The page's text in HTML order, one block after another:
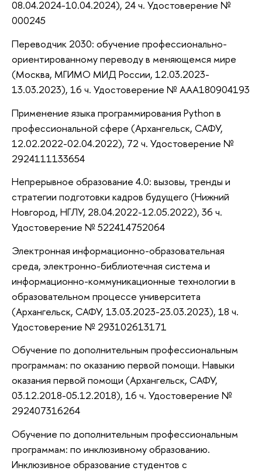
08.04.2024-10.04.2024), 24 ч. Удостоверение №
000245
Переводчик 2030: обучение профессионально-
ориентированному переводу в меняющемся мире
(Москва, МГИМО МИД России, 12.03.2023-
13.03.2023), 16 ч. Удостоверение № ААА180904193
Применение языка программирования Python в
профессиональной сфере (Архангельск, САФУ,
12.02.2022-02.04.2022), 72 ч. Удостоверение №
2924111133654
Непрерывное образование 4.0: вызовы, тренды и
стратегии подготовки кадров будущего (Нижний
Новгород, НГЛУ, 28.04.2022-12.05.2022), 36 ч.
Удостоверение № 522414752064
Электронная информационно-образовательная
среда, электронно-библиотечная система и
информационно-коммуникационные технологии в
образовательном процессе университета
(Архангельск, САФУ, 13.03.2023-23.03.2023), 18 ч.
Удостоверение № 293102613171
Обучение по дополнительным профессиональным
программам: по оказанию первой помощи. Навыки
оказания первой помощи (Архангельск, САФУ,
03.12.2018-05.12.2018), 16 ч. Удостоверение №
292407316264
Обучение по дополнительным профессиональным
программам: по инклюзивному образованию.
Инклюзивное образование студентов с